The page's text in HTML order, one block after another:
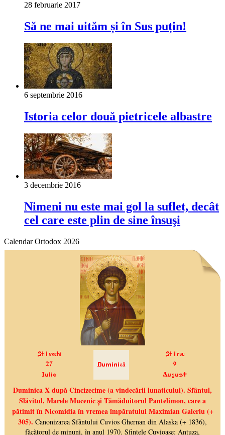
28 februarie 2017
Să ne mai uităm și în Sus puțin!
6 septembrie 2016
Istoria celor două pietricele albastre
3 decembrie 2016
Nimeni nu este mai gol la suflet, decât
cel care este plin de sine însuşi
Calendar Ortodox 2026